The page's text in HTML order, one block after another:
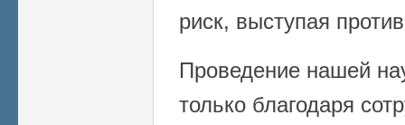
риск, выступая
Проведение нашей
только благодаря